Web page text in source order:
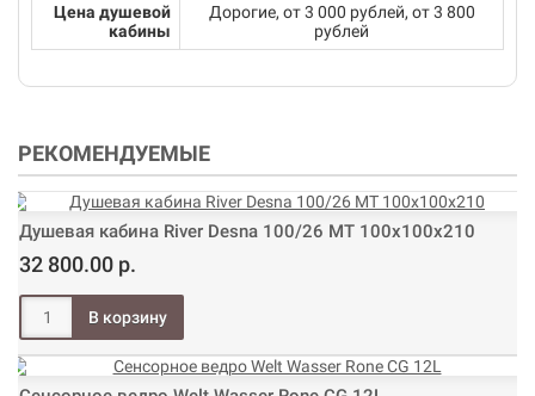
Цена душевой
кабины
Дорогие, от 3 000 рублей, от 3 800
рублей
РЕКОМЕНДУЕМЫЕ
Душевая кабина River Desna 100/26 МТ 100х100х210
32 800.00 р.